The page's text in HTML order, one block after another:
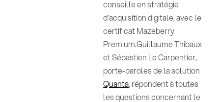
conseille en stratégie
d’acquisition digitale, avec le
certificat Mazeberry
Premium.Guillaume Thibaux
et Sébastien Le Carpentier,
porte-paroles de la solution
Quanta, répondent à toutes
les questions concernant le